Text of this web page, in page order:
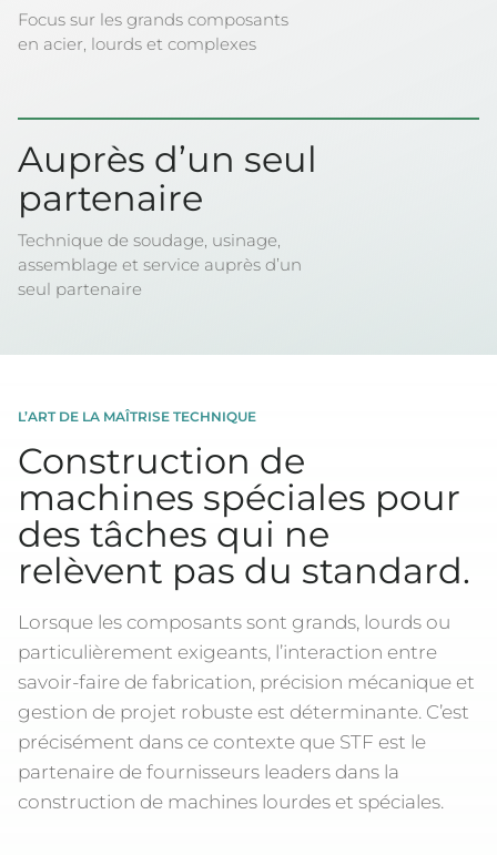
Focus sur les grands composants
en acier, lourds et complexes
Auprès d’un seul
partenaire
Technique de soudage, usinage,
assemblage et service auprès d’un
seul partenaire
L’ART DE LA MAÎTRISE TECHNIQUE
Construction de
machines spéciales pour
des tâches qui ne
relèvent pas du standard.
Lorsque les composants sont grands, lourds ou
particulièrement exigeants, l’interaction entre
savoir-faire de fabrication, précision mécanique et
gestion de projet robuste est déterminante. C’est
précisément dans ce contexte que STF est le
partenaire de fournisseurs leaders dans la
construction de machines lourdes et spéciales.